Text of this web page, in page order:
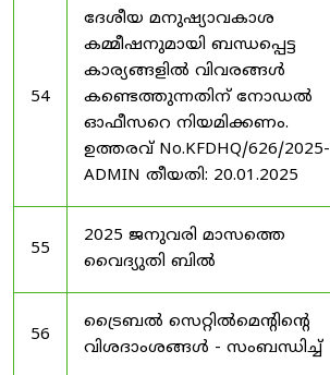
54
ദേശീയ മനുഷ്യാവകാശ
കമ്മീഷനുമായി ബന്ധപ്പെട്ട
കാര്യങ്ങളിൽ വിവരങ്ങൾ
കണ്ടെത്തുന്നതിന് നോഡൽ
ഓഫീസറെ നിയമിക്കണം.
ഉത്തരവ് No.KFDHQ/626/2025-
ADMIN തീയതി: 20.01.2025
55
2025 ജനുവരി മാസത്തെ
വൈദ്യുതി ബിൽ
56
ട്രൈബൽ സെറ്റിൽമെൻ്റിൻ്റെ
വിശദാംശങ്ങൾ - സംബന്ധിച്ച്